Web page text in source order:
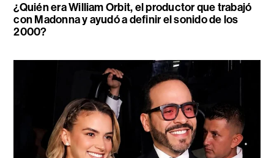
¿Quién era William Orbit, el productor que trabajó
con Madonna y ayudó a definir el sonido de los
2000?